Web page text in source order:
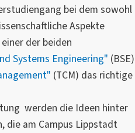
bei dem sowohl
Aspekte
der beiden
Systems Engineering" (BSE)
(TCM) das richtige
werden die Ideen hinter
die am Campus Lippstadt